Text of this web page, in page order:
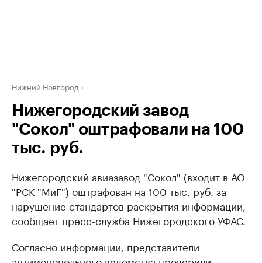
Нижний Новгород
Нижегородский завод
"Сокол" оштрафовали на 100
тыс. руб.
Нижегородский авиазавод "Сокол" (входит в АО
"РСК "МиГ") оштрафован на 100 тыс. руб. за
нарушение стандартов раскрытия информации,
сообщает пресс-служба Нижегородского УФАС.
Согласно информации, представители